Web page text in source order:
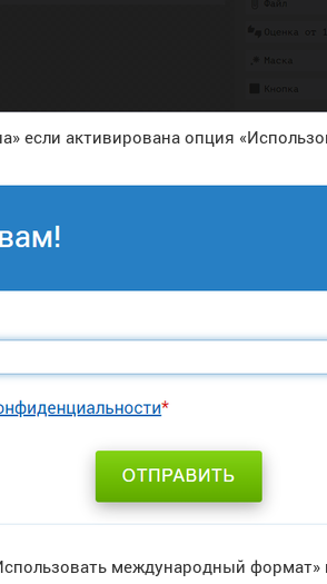
если активирована опция
международный формат»